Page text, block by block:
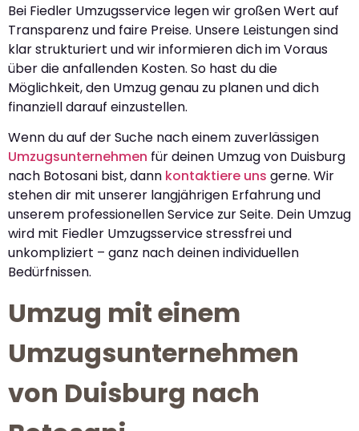
Bei Fiedler Umzugsservice legen wir großen Wert auf
Transparenz und faire Preise. Unsere Leistungen sind
klar strukturiert und wir informieren dich im Voraus
über die anfallenden Kosten. So hast du die
Möglichkeit, den Umzug genau zu planen und dich
finanziell darauf einzustellen.
Wenn du auf der Suche nach einem zuverlässigen
Umzugsunternehmen für deinen Umzug von Duisburg
nach Botosani bist, dann kontaktiere uns gerne. Wir
stehen dir mit unserer langjährigen Erfahrung und
unserem professionellen Service zur Seite. Dein Umzug
wird mit Fiedler Umzugsservice stressfrei und
unkompliziert – ganz nach deinen individuellen
Bedürfnissen.
Umzug mit einem
Umzugsunternehmen
von Duisburg nach